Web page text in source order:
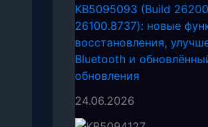
KB5095093 (Build
26100.8737): новые
восстановления,
Bluetooth и
обновления
24.06.2026